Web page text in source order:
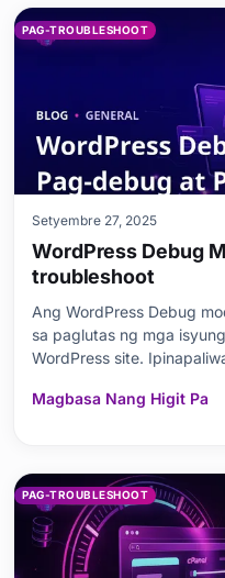
PAG-TROUBLESHOOT
Setyembre 27, 2025
WordPress Debug
troubleshoot
Ang WordPress Debug
sa paglutas ng mga
WordPress site.
at kung paano ito
Magbasa Nang Higit Pa
PAG-TROUBLESHOOT